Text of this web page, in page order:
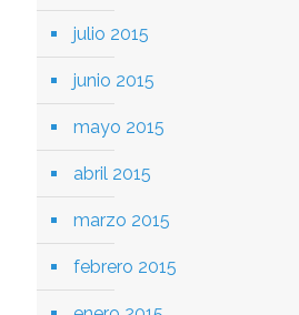
julio 2015
junio 2015
mayo 2015
abril 2015
marzo 2015
febrero 2015